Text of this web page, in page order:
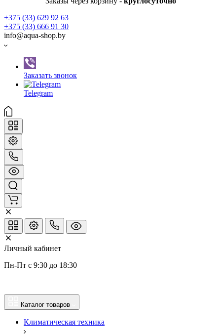
+375 (33) 629 92 63
+375 (33) 666 91 30
info@aqua-shop.by
Заказать звонок
Telegram
Личный кабинет
Пн-Пт с 9:30 до 18:30
Каталог товаров
Климатическая техника